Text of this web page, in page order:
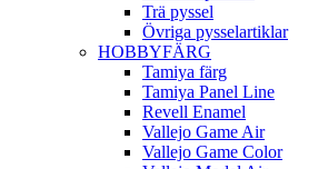
Trä pyssel
Övriga pysselartiklar
HOBBYFÄRG
Tamiya färg
Tamiya Panel Line
Revell Enamel
Vallejo Game Air
Vallejo Game Color